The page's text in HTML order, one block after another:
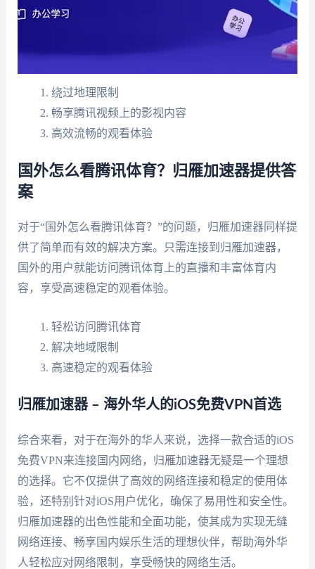
绕过地理限制
畅享腾讯视频上的影视内容
高效流畅的观看体验
国外怎么看腾讯体育？归雁加速器提供答
案
对于“国外怎么看腾讯体育？”的问题，归雁加速器同样提
供了简单而有效的解决方案。只需连接到归雁加速器，
国外的用户就能访问腾讯体育上的直播和丰富体育内
容，享受高速稳定的观看体验。
轻松访问腾讯体育
解决地域限制
高速稳定的观看体验
归雁加速器 – 海外华人的iOS免费VPN首选
综合来看，对于在海外的华人来说，选择一款合适的iOS
免费VPN来连接国内网络，归雁加速器无疑是一个理想
的选择。它不仅提供了高效的网络连接和稳定的使用体
验，还特别针对iOS用户优化，确保了易用性和安全性。
归雁加速器的出色性能和全面功能，使其成为实现无缝
网络连接、畅享国内娱乐生活的理想伙伴，帮助海外华
人轻松应对网络限制，享受畅快的网络生活。